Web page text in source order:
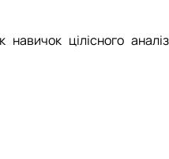
цілісного